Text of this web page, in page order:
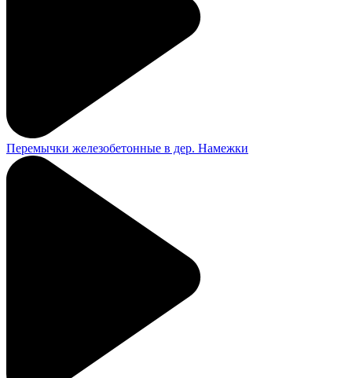
Перемычки железобетонные в дер. Намежки